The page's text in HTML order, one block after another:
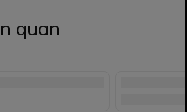
quan